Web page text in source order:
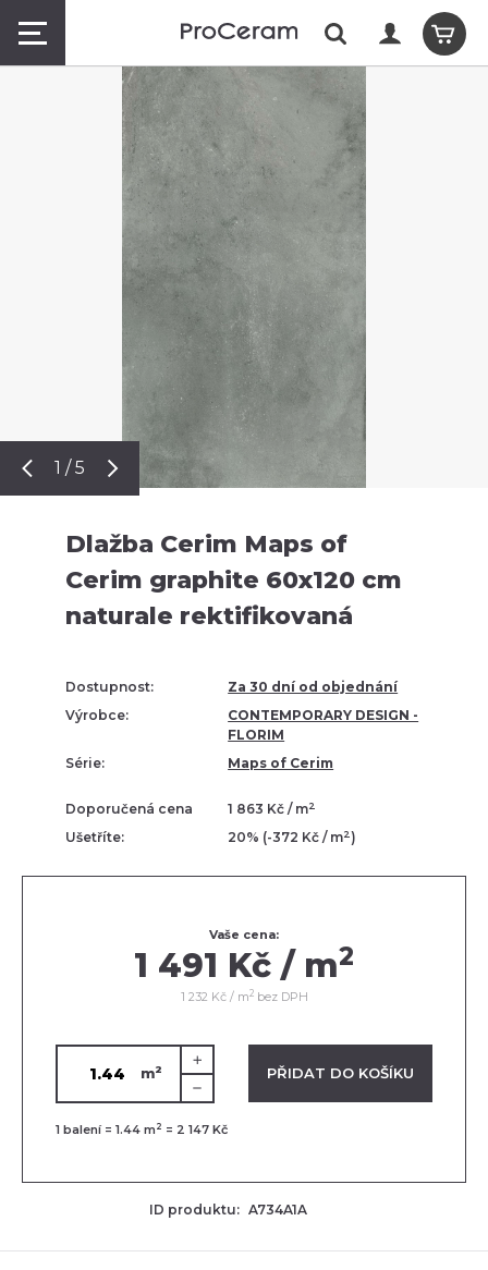
1 / 5
Dlažba Cerim Maps of
Cerim graphite 60x120 cm
naturale rektifikovaná
Dostupnost:
Za 30 dní od objednání
Výrobce:
CONTEMPORARY DESIGN -
FLORIM
Série:
Maps of Cerim
Doporučená cena 1 863 Kč / m2
Ušetříte: 20% (-372 Kč / m2)
Vaše cena:
1 491 Kč / m2
1 232 Kč / m2bez DPH
m2
VLOŽENO V KOŠÍKU PŘIDAT DO KOŠÍKU
1 balení = 1.44 m 2 = 2 147 Kč
ID produktu: A734A1A